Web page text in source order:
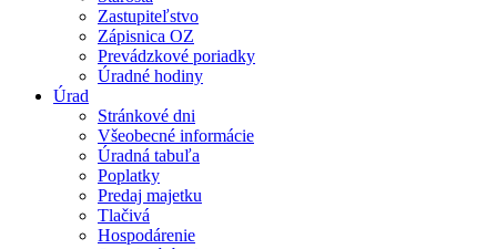
Zastupiteľstvo
Zápisnica OZ
Prevádzkové poriadky
Úradné hodiny
Úrad
Stránkové dni
Všeobecné informácie
Úradná tabuľa
Poplatky
Predaj majetku
Tlačivá
Hospodárenie